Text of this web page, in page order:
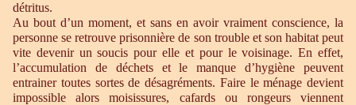
détritus.
Au bout d’un moment, et sans en avoir vraiment conscience, la
personne se retrouve prisonnière de son trouble et son habitat peut
vite devenir un soucis pour elle et pour le voisinage. En effet,
l’accumulation de déchets et le manque d’hygiène peuvent
entrainer toutes sortes de désagréments. Faire le ménage devient
impossible alors moisissures, cafards ou rongeurs viennent